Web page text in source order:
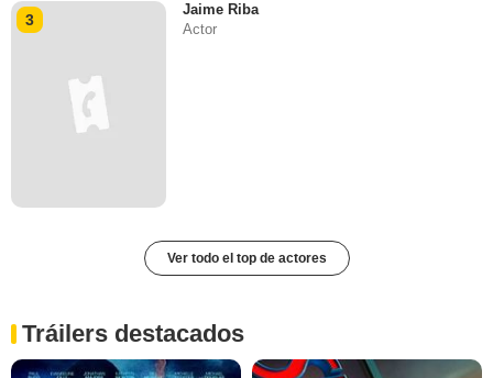
3
Jaime Riba
Actor
Ver todo el top de actores
Tráilers destacados